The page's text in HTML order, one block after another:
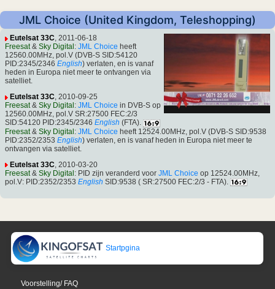
JML Choice (United Kingdom, Teleshopping)
Eutelsat 33C, 2011-06-18
Freesat& Sky Digital : JML Choice heeft
12560.00MHz, pol.V (DVB-S SID:54120
PID:2345/2346 English) verlaten, en is vanaf
heden in Europa niet meer te ontvangen via
satelliet.
Eutelsat 33C, 2010-09-25
Freesat& Sky Digital : JML Choice in DVB-S op
12560.00MHz, pol.V SR:27500 FEC:2/3
SID:54120 PID:2345/2346 English (FTA).
Freesat& Sky Digital: JML Choice heeft 12524.00MHz, pol.V (DVB-S SID:9538
PID:2352/2353 English) verlaten, en is vanaf heden in Europa niet meer te
ontvangen via satelliet.
Eutelsat 33C , 2010-03-20
Freesat& Sky Digital: PID zijn veranderd voor JML Choice op 12524.00MHz,
pol.V: PID:2352/2353 English SID:9538 ( SR:27500 FEC:2/3 - FTA).
Startpgina
Voorstelling/ FAQ